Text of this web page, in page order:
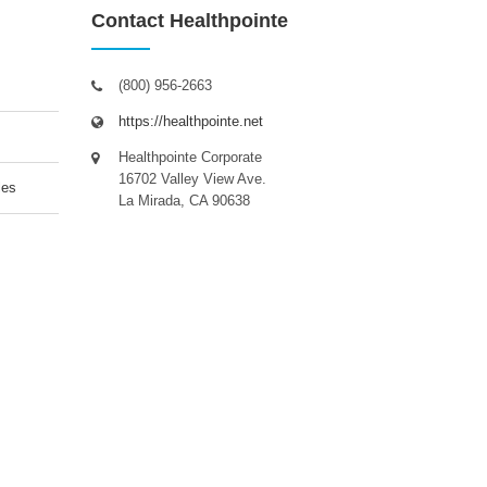
Contact Healthpointe
(800) 956-2663
https://healthpointe.net
Healthpointe Corporate
16702 Valley View Ave.
La Mirada, CA 90638